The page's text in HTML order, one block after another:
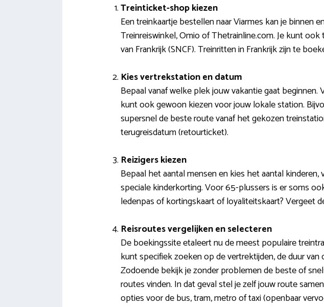
Treinticket-shop kiezen
Een treinkaartje bestellen naar Viarmes kan je binnen
Treinreiswinkel, Omio of Thetrainline.com. Je kunt
van Frankrijk (SNCF). Treinritten in Frankrijk zijn te
Kies vertrekstation en datum
Bepaal vanaf welke plek jouw vakantie gaat
kunt ook gewoon kiezen voor jouw lokale station.
supersnel de beste route vanaf het gekozen
terugreisdatum (retourticket).
Reizigers kiezen
Bepaal het aantal mensen en kies het aantal
speciale kinderkorting. Voor 65-plussers is er soms
ledenpas of kortingskaart of loyaliteitskaart? Vergeet
Reisroutes vergelijken en selecteren
De boekingssite etaleert nu de meest populaire
kunt specifiek zoeken op de vertrektijden, de duur
Zodoende bekijk je zonder problemen de beste of
routes vinden. In dat geval stel je zelf jouw route
opties voor de bus, tram, metro of taxi (openbaar